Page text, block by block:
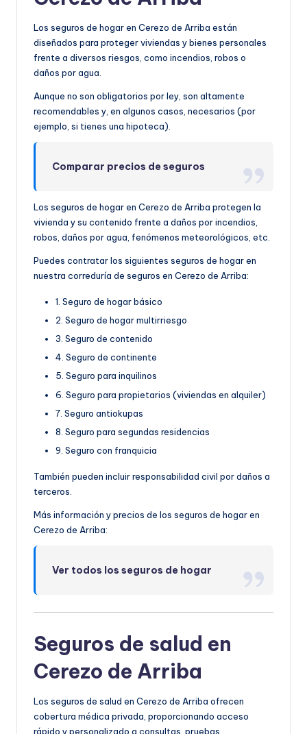
Los seguros de hogar en Cerezo de Arriba están
diseñados para proteger viviendas y bienes personales
frente a diversos riesgos, como incendios, robos o
daños por agua.
Aunque no son obligatorios por ley, son altamente
recomendables y, en algunos casos, necesarios (por
ejemplo, si tienes una hipoteca).
Comparar precios de seguros
Los seguros de hogar en Cerezo de Arriba protegen la
vivienda y su contenido frente a daños por incendios,
robos, daños por agua, fenómenos meteorológicos, etc.
Puedes contratar los siguientes seguros de hogar en
nuestra correduría de seguros en Cerezo de Arriba:
1. Seguro de hogar básico
2. Seguro de hogar multirriesgo
3. Seguro de contenido
4. Seguro de continente
5. Seguro para inquilinos
6. Seguro para propietarios (viviendas en alquiler)
7. Seguro antiokupas
8. Seguro para segundas residencias
9. Seguro con franquicia
También pueden incluir responsabilidad civil por daños a
terceros.
Más información y precios de los seguros de hogar en
Cerezo de Arriba:
Ver todos los seguros de hogar
Seguros de salud en
Cerezo de Arriba
Los seguros de salud en Cerezo de Arriba ofrecen
cobertura médica privada, proporcionando acceso
rápido y personalizado a consultas, pruebas